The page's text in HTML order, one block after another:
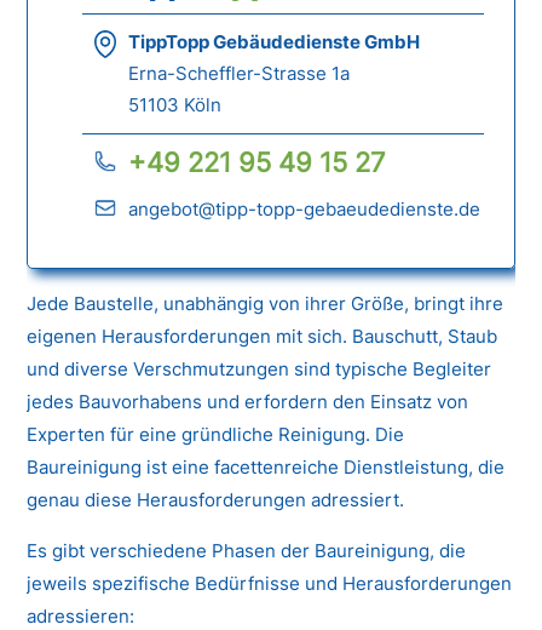
TippTopp Gebäudedienste GmbH
Erna-Scheffler-Strasse 1a
51103 Köln
+49 221 95 49 15 27
angebot@tipp-topp-gebaeudedienste.de
Jede Baustelle, unabhängig von ihrer Größe, bringt ihre
eigenen Herausforderungen mit sich. Bauschutt, Staub
und diverse Verschmutzungen sind typische Begleiter
jedes Bauvorhabens und erfordern den Einsatz von
Experten für eine gründliche Reinigung. Die
Baureinigung ist eine facettenreiche Dienstleistung, die
genau diese Herausforderungen adressiert.
Es gibt verschiedene Phasen der Baureinigung, die
jeweils spezifische Bedürfnisse und Herausforderungen
adressieren: